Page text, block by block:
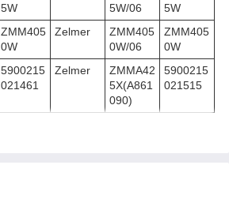
5W
5W/06
5W
ZMM405
0W
Zelmer
ZMM405
0W/06
ZMM405
0W
5900215
021461
Zelmer
ZMMA42
5X(A861
090)
5900215
021515